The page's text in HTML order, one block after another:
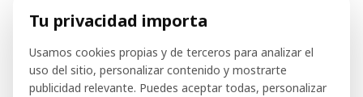
Tu privacidad importa
Usamos cookies propias y de terceros para analizar el
uso del sitio, personalizar contenido y mostrarte
publicidad relevante. Puedes aceptar todas, personalizar